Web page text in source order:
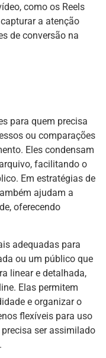
como os Reels
a atenção
de conversão na
para quem precisa
ou comparações
Eles condensam
facilitando o
Em estratégias de
ajudam a
oferecendo
adequadas para
ou um público que
linear e detalhada,
Elas permitem
e organizar o
flexíveis para uso
ser assimilado